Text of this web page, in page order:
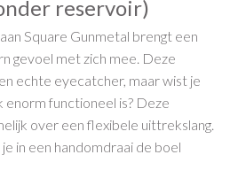
reservoir)
Square Gunmetal brengt een
gevoel met zich mee. Deze
echte eyecatcher, maar wist je
enorm functioneel is? Deze
over een flexibele uittrekslang.
je in een handomdraai de boel